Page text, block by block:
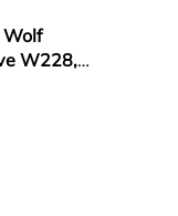
Wolf
W228,
Mát